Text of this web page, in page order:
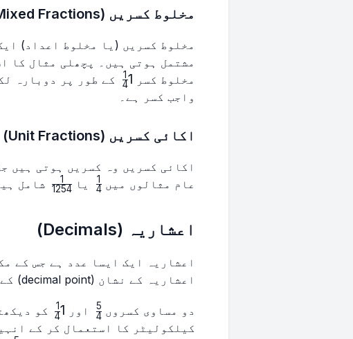
مخلوط کسریں (Mixed Fractions)
مخلوط کسریں (یا مخلوط اعداد)
مشتمل ہوتی ہیں۔ پچھلی مثال کا
مخلوط کسر
1\frac{1}
{4}
1
4
1 کے طور پر دوبارہ لکھ سکتے
واجب کسر ہے۔
اکائی کسریں (Unit Fractions)
عام مثالوں میں
\frac{1}4
1 یا
\frac{1}
1254
1 شامل
اعشاریہ (Decimals)
اعشاریہ کے نشان (decimal point) کے ذریعے الگ کیا جاتا ہے۔
دو مساوی کسروں
\frac{5}
{4}
4
5 اور
1\frac{1}
{4}
1
4
1
کو
کیلکولیٹر کا استعمال کر کے